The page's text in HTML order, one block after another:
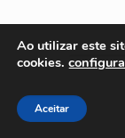
Ao utilizar este
cookies.
Aceitar